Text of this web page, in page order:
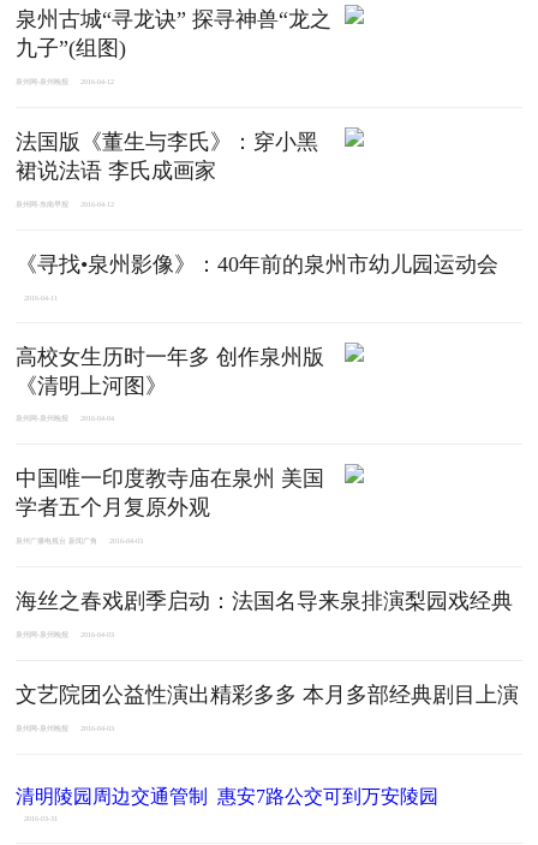
泉州古城“寻龙诀” 探寻神兽“龙之
九子”(组图)
泉州网-泉州晚报 2016-04-12
法国版《董生与李氏》：穿小黑
裙说法语 李氏成画家
泉州网-东南早报 2016-04-12
《寻找•泉州影像》：40年前的泉州市幼儿园运动会
2016-04-11
高校女生历时一年多 创作泉州版
《清明上河图》
泉州网-泉州晚报 2016-04-04
中国唯一印度教寺庙在泉州 美国
学者五个月复原外观
泉州广播电视台 新闻广角 2016-04-03
海丝之春戏剧季启动：法国名导来泉排演梨园戏经典
泉州网-泉州晚报 2016-04-03
文艺院团公益性演出精彩多多 本月多部经典剧目上演
泉州网-泉州晚报 2016-04-03
清明陵园周边交通管制 惠安7路公交可到万安陵园
2016-03-31